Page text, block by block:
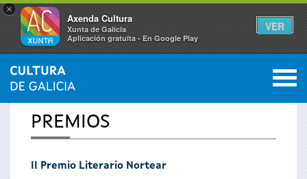
×
Axenda Cultura
Xunta de Galicia
Aplicación gratuíta - En Google Play
VER
Se
encuentra
usted
INICIO 0
PREMIOS
II Premio Literario Nortear